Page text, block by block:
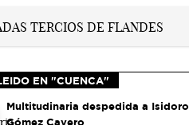
EN "CUENCA"
Multitudinaria despedida a Isidoro
Gómez Cavero